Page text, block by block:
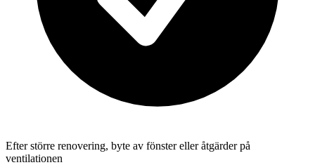
Efter större renovering, byte av fönster eller åtgärder på
ventilationen